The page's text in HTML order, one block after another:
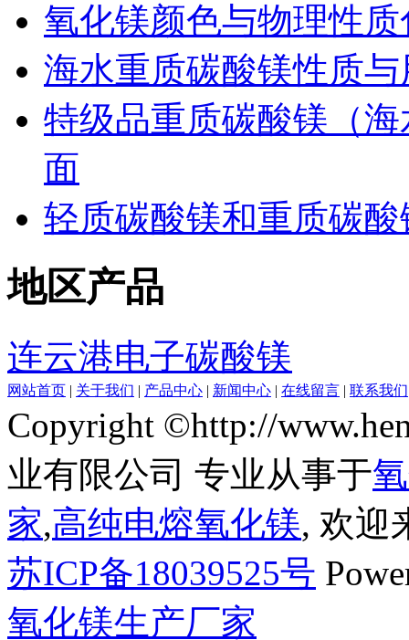
氧化镁颜色与物理性
海水重质碳酸镁性质与
特级品重质碳酸镁（
面
轻质碳酸镁和重质碳
地区产品
连云港电子碳酸镁
网站首页 | 关于我们 | 产品中心 | 新闻中心 | 在线留言 | 联系我们
Copyright ©http://
业有限公司 专业从事于
家,高纯电熔氧化镁, 欢迎
苏ICP备18039525号
氧化镁生产厂家